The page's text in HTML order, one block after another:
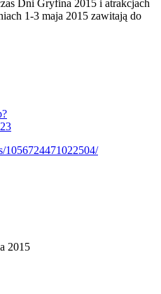
Dni Gryfina 2015 i atrakcjach
1-3 maja 2015 zawitają do
1056724471022504/
2015